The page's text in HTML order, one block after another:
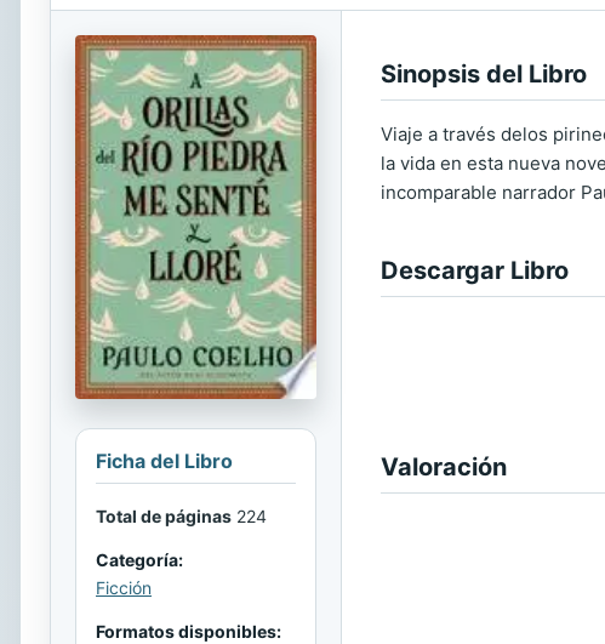
Ficha del Libro
Total de páginas 224
Categoría:
Ficción
Formatos disponibles:
Sinopsis del Libro
Viaje a través delos
la vida en esta nueva
incomparable narrador
Descargar Libro
Valoración